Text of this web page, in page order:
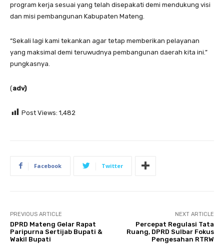
program kerja sesuai yang telah disepakati demi mendukung visi
dan misi pembangunan Kabupaten Mateng.
“Sekali lagi kami tekankan agar tetap memberikan pelayanan
yang maksimal demi teruwudnya pembangunan daerah kita ini.”
pungkasnya.
(adv)
Post Views: 1,482
Facebook Twitter
PREVIOUS ARTICLE
DPRD Mateng Gelar Rapat
Paripurna Sertijab Bupati &
Wakil Bupati
NEXT ARTICLE
Percepat Regulasi Tata
Ruang, DPRD Sulbar Fokus
Pengesahan RTRW